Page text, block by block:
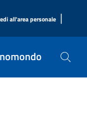
all'area personale |